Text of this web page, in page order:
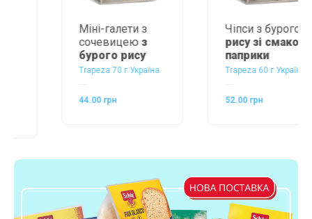
Міні-галети з
сочевицеюз
бурого рису
Trapeza 70 г Україна
Чіпси з бурого
рису зі смаком
паприки
Trapeza 60 г Україна